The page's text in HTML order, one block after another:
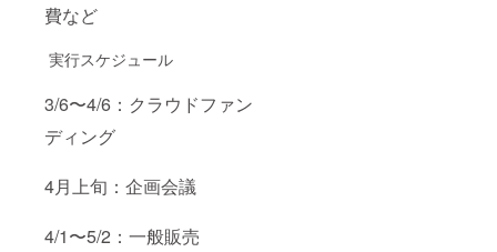
費など
実行スケジュール
3/6〜4/6：クラウドファン
ディング
4月上旬：企画会議
4/1〜5/2：一般販売